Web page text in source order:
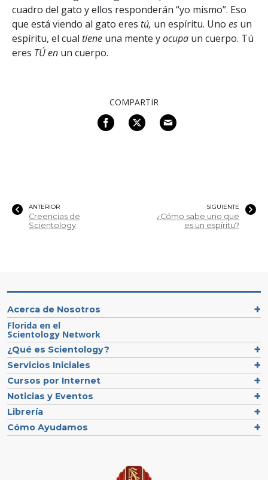
cuadro del gato y ellos responderán “yo mismo”. Eso
que está viendo al gato eres tú, un espíritu. Uno es un
espíritu, el cual tiene una mente yocupa un cuerpo. Tú
eres TÚ en un cuerpo.
COMPARTIR
ANTERIOR
Creencias de
Scientology
SIGUIENTE
¿Cómo sabe uno que
es un espíritu?
Acerca de Nosotros
Florida en el
Scientology Network
¿Qué es Scientology?
Servicios Iniciales
Cursos por Internet
Noticias y Eventos
Librería
Cómo Ayudamos